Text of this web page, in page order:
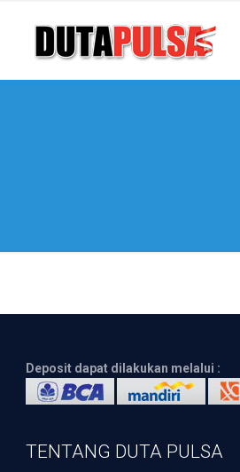
Deposit dapat dilakukan melalui :
TENTANG DUTA PULSA